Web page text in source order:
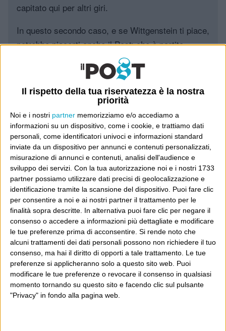
Il rispetto della tua riservatezza è la nostra
priorità
Noi e i nostri partner memorizziamo e/o accediamo a
informazioni su un dispositivo, come i cookie, e trattiamo dati
personali, come identificatori univoci e informazioni standard
inviate da un dispositivo per annunci e contenuti personalizzati,
misurazione di annunci e contenuti, analisi dell'audience e
sviluppo dei servizi. Con la tua autorizzazione noi e i nostri 1733
partner possiamo utilizzare dati precisi di geolocalizzazione e
identificazione tramite la scansione del dispositivo. Puoi fare clic
per consentire a noi e ai nostri partner il trattamento per le
finalità sopra descritte. In alternativa puoi fare clic per negare il
consenso o accedere a informazioni più dettagliate e modificare
le tue preferenze prima di acconsentire. Si rende noto che
alcuni trattamenti dei dati personali possono non richiedere il tuo
consenso, ma hai il diritto di opporti a tale trattamento. Le tue
preferenze si applicheranno solo a questo sito web. Puoi
modificare le tue preferenze o revocare il consenso in qualsiasi
momento tornando su questo sito e facendo clic sul pulsante
"Privacy" in fondo alla pagina web.
capitato qui per altri giri.
In questo secondo caso, e se Wittgenstein ti piace,
potrebbe piacerti anche il Post: che è partito
proprio da qui, e dal voler portare gli approcci di
questo blog dentro a un progetto più grande.
Poi il Post è cresciuto ed è diventato anche altro:
un progetto giornalistico che prosegue da oltre 16
anni, grazie a chi lo scopre, lo apprezza e lo
consiglia in giro.
Leggi il Post, magari ti piace
Luca Sofri Wittgenstein smartphone
POST PRECEDENTE
Smorzare
POST SUCCESSIVO
Leccanzòni